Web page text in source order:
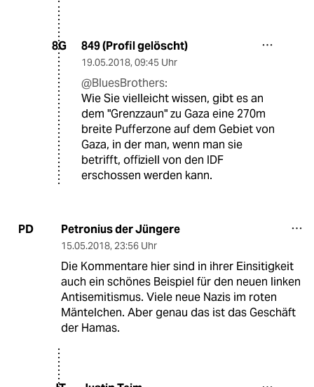
8G 849 (Profil gelöscht)
19.05.2018, 09:45 Uhr
@BluesBrothers:
Wie Sie vielleicht wissen, gibt es an
dem "Grenzzaun" zu Gaza eine 270m
breite Pufferzone auf dem Gebiet von
Gaza, in der man, wenn man sie
betrifft, offiziell von den IDF
erschossen werden kann.
PD Petronius der Jüngere
15.05.2018, 23:56 Uhr
Die Kommentare hier sind in ihrer Einsitigkeit
auch ein schönes Beispiel für den neuen linken
Antisemitismus. Viele neue Nazis im roten
Mäntelchen. Aber genau das ist das Geschäft
der Hamas.